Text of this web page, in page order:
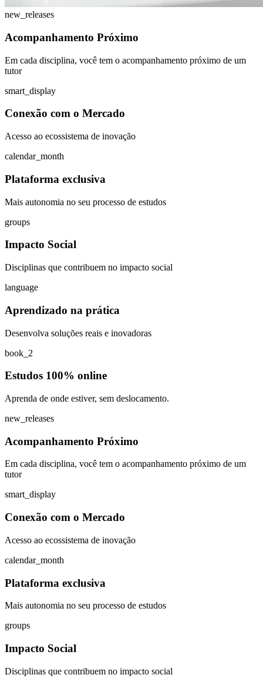
new_releases
Acompanhamento Próximo
Em cada disciplina, você tem o acompanhamento próximo de um
tutor
smart_display
Conexão com o Mercado
Acesso ao ecossistema de inovação
calendar_month
Plataforma exclusiva
Mais autonomia no seu processo de estudos
groups
Impacto Social
Disciplinas que contribuem no impacto social
language
Aprendizado na prática
Desenvolva soluções reais e inovadoras
book_2
Estudos 100% online
Aprenda de onde estiver, sem deslocamento.
new_releases
Acompanhamento Próximo
Em cada disciplina, você tem o acompanhamento próximo de um
tutor
smart_display
Conexão com o Mercado
Acesso ao ecossistema de inovação
calendar_month
Plataforma exclusiva
Mais autonomia no seu processo de estudos
groups
Impacto Social
Disciplinas que contribuem no impacto social